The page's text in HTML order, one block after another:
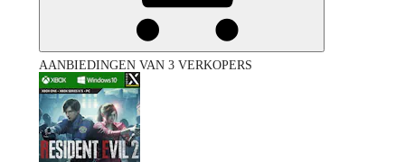
AANBIEDINGEN VAN 3 VERKOPERS